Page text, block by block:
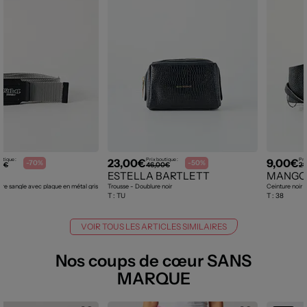
: -70%
sangle avec plaque en métal gris
23,00€Prix boutique :
46,00€ -50%
ESTELLA BARTLETT
Trousse - Doublure noir
T : TU
9,00€
MANGO
Ceinture noir
T : 38
VOIR TOUS LES ARTICLES SIMILAIRES
Nos coups de cœur SANS
MARQUE